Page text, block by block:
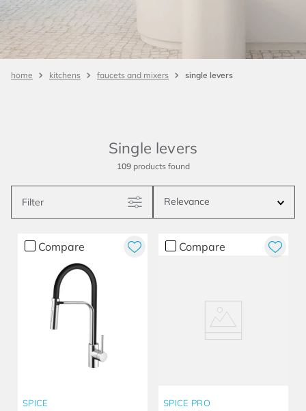
kitchens faucets and mixers single levers
Single levers
109 products
Filter Relevance
Compare
SPICE
Compare
SPICE PRO